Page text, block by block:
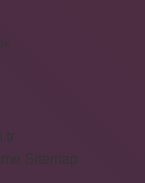
Sitemap